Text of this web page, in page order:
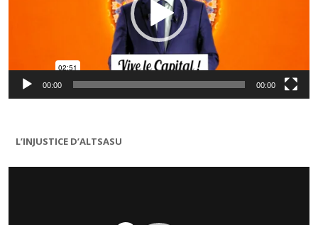
00:00 00:00
L’INJUSTICE D’ALTSASU
Lecteur